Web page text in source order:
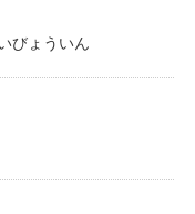
びょういん